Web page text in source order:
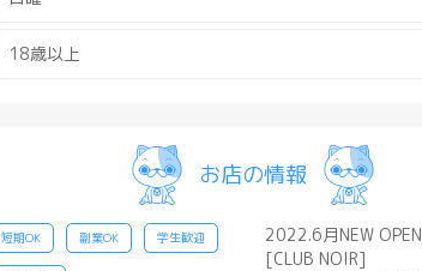
18歳以上
お店の情報
短期OK 副業OK 学生歓迎
2022.6月NEW OPEN
[CLUB NOIR]